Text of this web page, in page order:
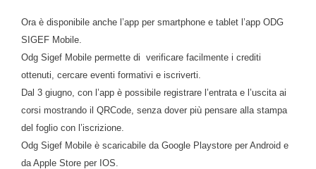
c
e
b
o
o
k
tt
er
e
a
d
s
k
e
dI
n
e
gr
a
m
at
s
A
p
p
ail n
di
di
Ora è disponibile anche l’app per smartphone e tablet l’app ODG
SIGEF Mobile.
Odg Sigef Mobile permette di verificare facilmente i crediti
ottenuti, cercare eventi formativi e iscriverti.
Dal 3 giugno, con l’app è possibile registrare l’entrata e l’uscita ai
corsi mostrando il QRCode, senza dover più pensare alla stampa
del foglio con l’iscrizione.
Odg Sigef Mobile è scaricabile da Google Playstore per Android e
da Apple Store per IOS.